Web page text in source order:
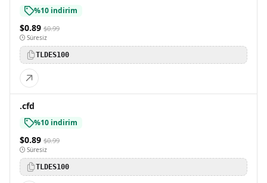
%10 indirim
$0.89 $0.99
Süresiz
TLDES100
.cfd
%10 indirim
$0.89 $0.99
Süresiz
TLDES100